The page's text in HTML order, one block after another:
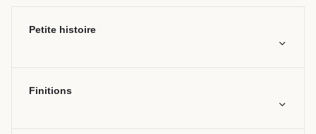
Petite histoire
Finitions